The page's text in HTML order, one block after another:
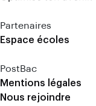
Partenaires
Espace écoles
PostBac
Mentions légales
Nous rejoindre